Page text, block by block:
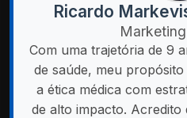
Ricardo
Com uma trajetória de 9
de saúde, meu
a ética médica com
de alto impacto. Acredito